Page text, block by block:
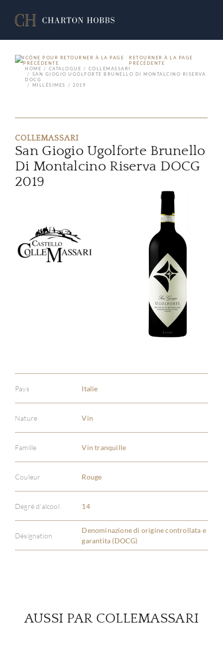
RETOURNER À LA PAGE
PRÉCÉDENTE
HOME
CATALOGUE
COLLEMASSARI
SAN GIOGIO UGOLFORTE BRUNELLO DI MONTALCINO RISERVA
DOCG
MILLÉSIMES
2019
COLLEMASSARI
San Giogio Ugolforte Brunello
Di Montalcino Riserva DOCG
2019
Pays Italie
Nature Vin
Famille Vin tranquille
Couleur Rouge
Degré d'alcool 14
Désignation
Denominazione di origine controllata e
garantita (DOCG)
AUSSI PAR COLLEMASSARI